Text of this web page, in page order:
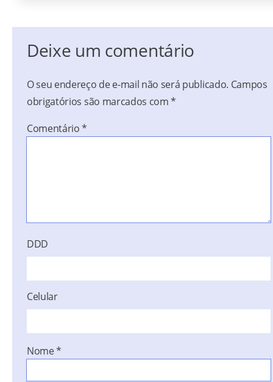
Deixe um comentário
O seu endereço de e-mail não será publicado. Campos
obrigatórios são marcados com*
Comentário*
DDD
Celular
Nome*